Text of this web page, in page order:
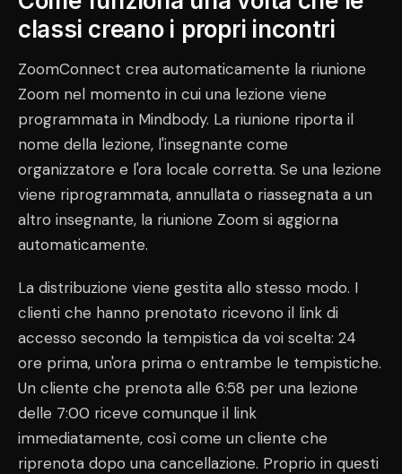
classi creano i propri incontri
ZoomConnect crea automaticamente la riunione
Zoom nel momento in cui una lezione viene
programmata in Mindbody. La riunione riporta il
nome della lezione, l'insegnante come
organizzatore e l'ora locale corretta. Se una lezione
viene riprogrammata, annullata o riassegnata a un
altro insegnante, la riunione Zoom si aggiorna
automaticamente.
La distribuzione viene gestita allo stesso modo. I
clienti che hanno prenotato ricevono il link di
accesso secondo la tempistica da voi scelta: 24
ore prima, un'ora prima o entrambe le tempistiche.
Un cliente che prenota alle 6:58 per una lezione
delle 7:00 riceve comunque il link
immediatamente, così come un cliente che
riprenota dopo una cancellazione. Proprio in questi